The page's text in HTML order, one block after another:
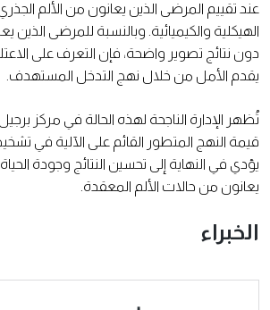
عند تقييم المرضى الذين يعانون من الألم
الهيكلية والكيميائية. وبالنسبة للمرضى الذين
دون نتائج تصوير واضحة، فإن التعرف على
يقدم الأمل من خلال نهج التدخل المستهدف.
تُظهر الإدارة الناجحة لهذه الحالة في مركز برجيل
قيمة النهج المتطور القائم على الآلية في
يؤدي في النهاية إلى تحسين النتائج وجودة
يعانون من حالات الألم المعقدة.
الخبراء